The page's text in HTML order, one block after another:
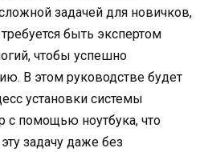
задачей для новичков,
быть экспертом
чтобы успешно
В этом руководстве будет
установки системы
с помощью ноутбука, что
задачу даже без